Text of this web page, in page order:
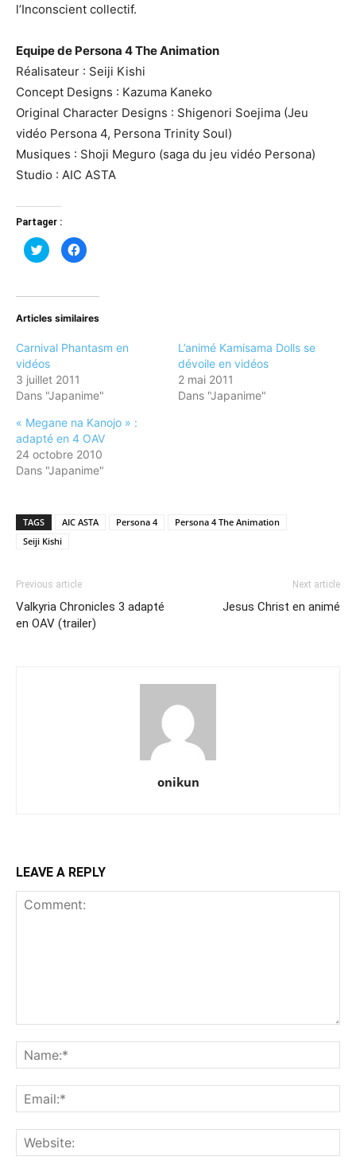
l’Inconscient collectif.
Equipe de Persona 4 The Animation
Réalisateur : Seiji Kishi
Concept Designs : Kazuma Kaneko
Original Character Designs : Shigenori Soejima (Jeu
vidéo Persona 4, Persona Trinity Soul)
Musiques : Shoji Meguro (saga du jeu vidéo Persona)
Studio : AIC ASTA
Partager :
Cliquez
pour
partager
dans
nouvelle
fenêtre)
Cliquez
pour
dans
nouvelle
fenêtre)
Articles similaires
Carnival Phantasm en
vidéos
3 juillet 2011
Dans "Japanime"
L’animé Kamisama Dolls se
dévoile en vidéos
2 mai 2011
Dans "Japanime"
« Megane na Kanojo » :
adapté en 4 OAV
24 octobre 2010
Dans "Japanime"
TAGS AIC ASTA Persona 4
Persona 4 The Animation
Seiji Kishi
Previous article
Valkyria Chronicles 3 adapté
en OAV (trailer)
Next article
Jesus Christ en animé
onikun
LEAVE A REPLY